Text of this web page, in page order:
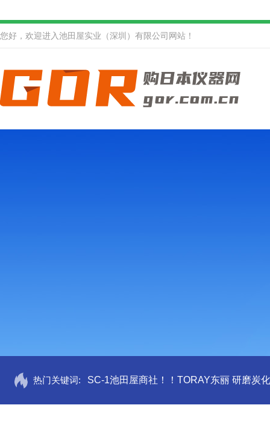
您好，欢迎进入池田屋实业（深圳）有限公司网站！
热门关键词: SC-1池田屋商社！！TORAY东丽 研磨炭